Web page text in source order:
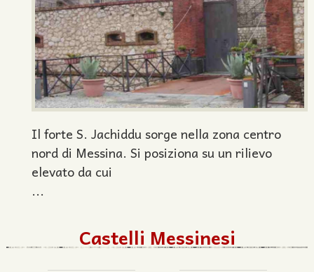
Il forte S. Jachiddu sorge nella zona centro
nord di Messina. Si posiziona su un rilievo
elevato da cui
...
Castelli Messinesi